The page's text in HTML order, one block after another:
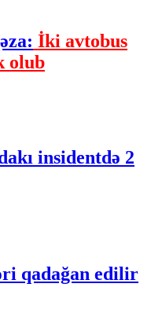
İki avtobus
olub
insidentdə 2
qadağan edilir